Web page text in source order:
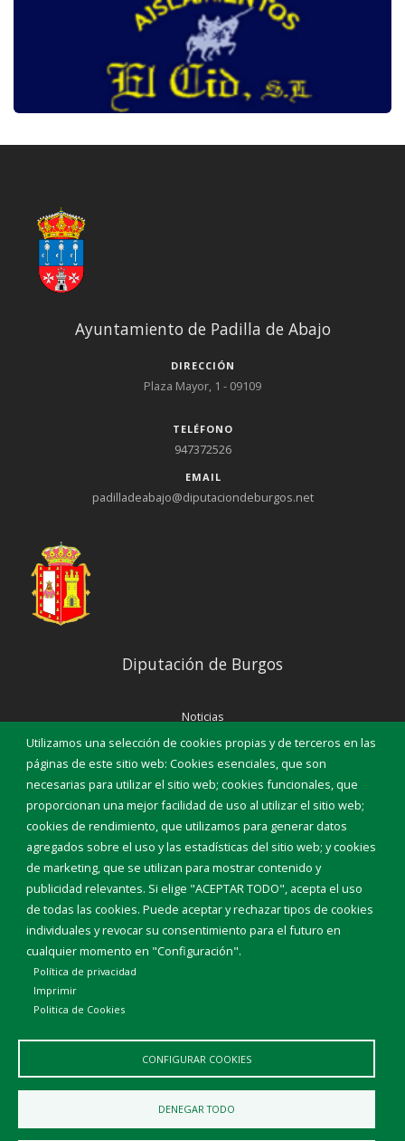
Utilizamos una selección de cookies propias y de terceros en las
páginas de este sitio web: Cookies esenciales, que son
necesarias para utilizar el sitio web; cookies funcionales, que
proporcionan una mejor facilidad de uso al utilizar el sitio web;
cookies de rendimiento, que utilizamos para generar datos
agregados sobre el uso y las estadísticas del sitio web; y cookies
de marketing, que se utilizan para mostrar contenido y
publicidad relevantes. Si elige "ACEPTAR TODO", acepta el uso
de todas las cookies. Puede aceptar y rechazar tipos de cookies
individuales y revocar su consentimiento para el futuro en
cualquier momento en "Configuración".
Política de privacidad
Imprimir
Politica de Cookies
CONFIGURAR COOKIES
DENEGAR TODO
Ayuntamiento de Padilla de Abajo
DIRECCIÓN
Plaza Mayor, 1 - 09109
TELÉFONO
947372526
EMAIL
padilladeabajo@diputaciondeburgos.net
Diputación de Burgos
Noticias
Eventos
Corporación Municipal
Teléfonos de interés
INICIAR SESIÓN
MAPA WEB